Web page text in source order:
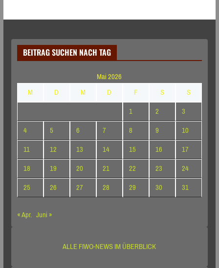
BEITRAG SUCHEN NACH TAG
Mai 2026
M
D M D F S
S
1
2
3
4
5 6 7 8 9
10
11
12 13 14 15 16
17
18
19 20 21 22 23
24
25
26 27 28 29 30
31
« Apr. Juni »
ALLE FIWO-NEWS IM ÜBERBLICK